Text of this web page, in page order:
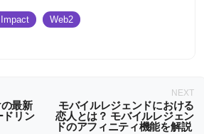
Web2
最新
ドリン
NEXT
モバイルレジェンドにおける
恋人とは？ モバイルレジェン
ドのアフィニティ機能を解説